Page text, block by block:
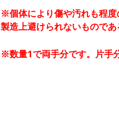
※個体により傷や汚れも程度
製造上避けられないもので
※数量1で両手分です。片手